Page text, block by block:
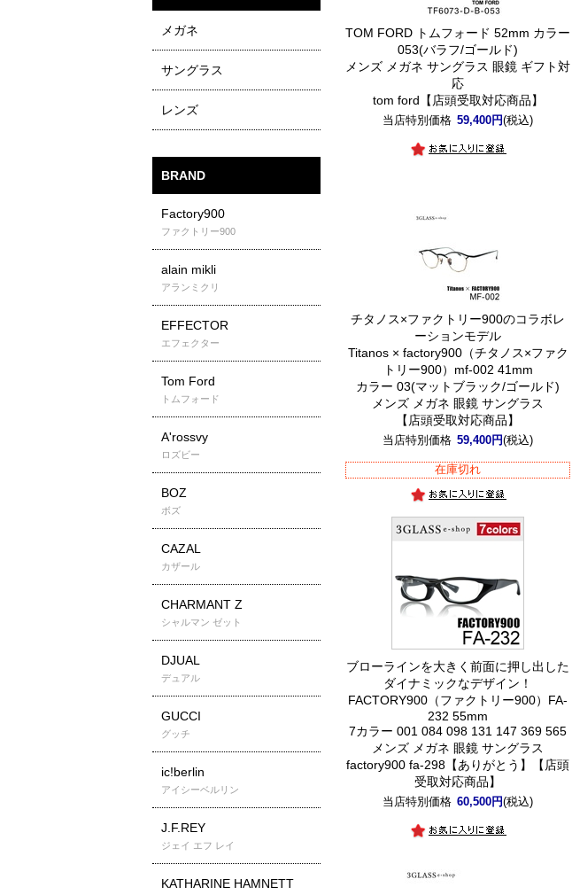
メガネ
サングラス
レンズ
BRAND
Factory900
ファクトリー900
alain mikli
アランミクリ
EFFECTOR
エフェクター
Tom Ford
トムフォード
A'rossvy
ロズビー
BOZ
ボズ
CAZAL
カザール
CHARMANT Z
シャルマン ゼット
DJUAL
デュアル
GUCCI
グッチ
ic!berlin
アイシーベルリン
J.F.REY
ジェイ エフ レイ
KATHARINE HAMNETT
TOM FORD トムフォード 52mm カラー
053(バラフ/ゴールド)
メンズ メガネ サングラス 眼鏡 ギフト対
応
tom ford【店頭受取対応商品】
当店特別価格 59,400円(税込)
チタノス×ファクトリー900のコラボレ
ーションモデル
Titanos × factory900（チタノス×ファク
トリー900）mf-002 41mm
カラー 03(マットブラック/ゴールド)
メンズ メガネ 眼鏡 サングラス
【店頭受取対応商品】
当店特別価格 59,400円(税込)
在庫切れ
ブローラインを大きく前面に押し出した
ダイナミックなデザイン！
FACTORY900（ファクトリー900）FA-
232 55mm
7カラー 001 084 098 131 147 369 565
メンズ メガネ 眼鏡 サングラス
factory900 fa-298【ありがとう】【店頭
受取対応商品】
当店特別価格 60,500円(税込)